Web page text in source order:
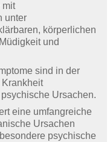
mit
unter
körperlichen
und
sind in der
Ursachen.
eine umfangreiche
Ursachen
psychische